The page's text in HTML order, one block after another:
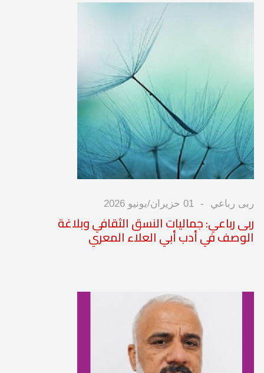
ربى رباعي 01 حزيران/يونيو 2026
ربى رباعي: جماليات النسق الثقافي وبلاغة
الوصف في أدب أبي العلاء المعري